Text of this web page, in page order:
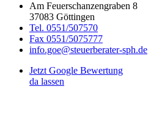
Am Feuerschanzengraben 8
37083 Göttingen
Tel. 0551/507570
Fax 0551/5075777
info.goe@steuerberater-sph.de
Jetzt Google Bewertung
da lassen